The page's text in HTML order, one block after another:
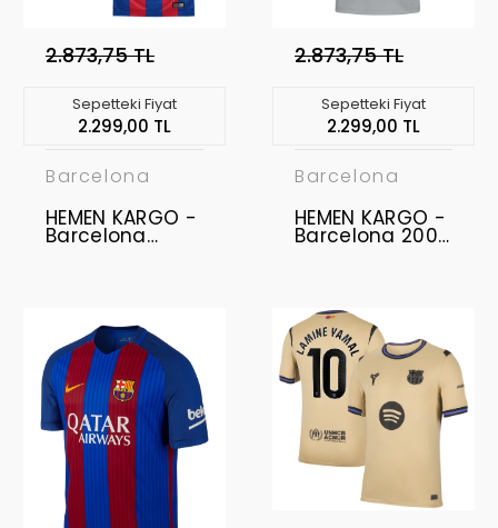
2.873,75 TL
Sepetteki Fiyat
2.299,00 TL
Barcelona
HEMEN KARGO -
Barcelona
2.873,75 TL
Sepetteki Fiyat
2.299,00 TL
Barcelona
HEMEN KARGO -
Barcelona 2003
10 YAZILI